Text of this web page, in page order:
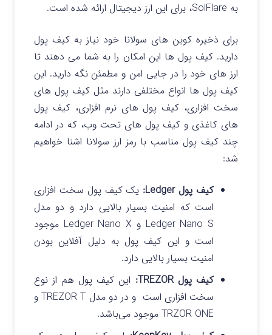
به SolFlare، برای این ارز دیجیتال ارائه شده است.
برای ذخیره کوین های سولانا خود نیاز به کیف پول
دارید. کیف پول ها این امکان را به شما می دهند تا
ارز های خود را در جایی امن و مطمئن نگه دارید. این
کیف پول ها انواع مختلفی دارند مثل کیف پول های
سخت افزاری، کیف پول های نرم افزاری، کیف پول
های کاغذی و کیف پول های تحت وب، که در ادامه
چند کیف پول مناسب با رمز ارز سولانا اشنا خواهیم
شد:
کیف پول Ledger:
یک کیف پول سخت افزاری
است که امنیت بسیار بالایی دارد و دو مدل
Ledger Nano S و Ledger Nano X موجود
است و این کیف پول به دلیل آفلاین بودن
امنیت بسیار بالایی دارد.
کیف پول TREZOR:
این کیف پول هم از نوع
سخت افزاری است و در دو مدل TREZOR T و
TRZOR ONE موجود می‌باشد.